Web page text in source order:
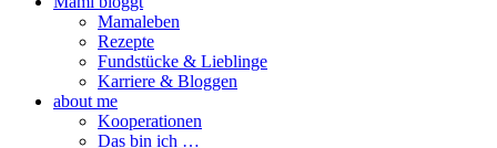
Mamaleben
Rezepte
Fundstücke & Lieblinge
Karriere & Bloggen
about me
Kooperationen
Das bin ich …